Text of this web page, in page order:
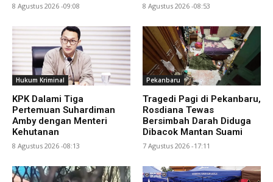
8 Agustus 2026 -09:08 8 Agustus 2026 -08:53
Hukum Kriminal
KPK Dalami Tiga
Pertemuan Suhardiman
Amby dengan Menteri
Kehutanan
8 Agustus 2026 -08:13
Pekanbaru
Tragedi Pagi di Pekanbaru,
Rosdiana Tewas
Bersimbah Darah Diduga
Dibacok Mantan Suami
7 Agustus 2026 -17:11